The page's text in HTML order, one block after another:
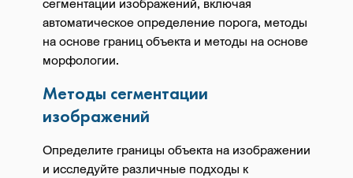
сегментации изображений, включая
автоматическое определение порога, методы
на основе границ объекта и методы на основе
морфологии.
Методы сегментации
изображений
Определите границы объекта на изображении
и исследуйте различные подходы к